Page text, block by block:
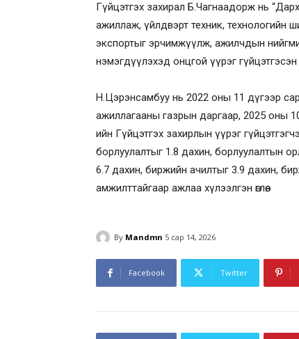
Гүйцэтгэх захирал Б.Чагнаадорж нь
ажиллаж, үйлдвэрт техник, технологийн
экспортыг эрчимжүүлж, ажилчдын
нэмэгдүүлэхэд онцгой үүрэг
Н.Цэрэнсамбуу нь 2022 оны 11 дүгээр
ажиллагааны газрын даргаар, 2025 оны 10
ийн Гүйцэтгэх захирлын үүрэг
борлуулалтыг 1.8 дахин, борлуулалтын
6.7 дахин, биржийн ачилтыг 3.9 дахин,
амжилттайгаар ажлаа хүлээлгэн өглөө.
By Mandmn 5 сар 14, 2026
Facebook Twitter